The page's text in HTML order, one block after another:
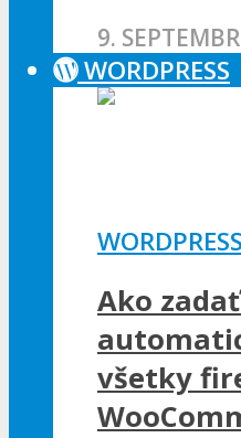
9.
WORDPRESS
WORDPRESS
Ako zadať
všetky